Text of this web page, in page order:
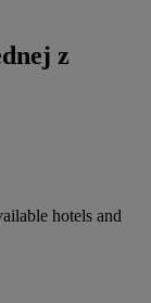
z
hotels and